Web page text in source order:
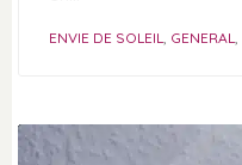
ENVIE DE SOLEIL, GENERAL,